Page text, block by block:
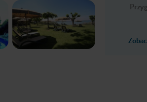
Next slide